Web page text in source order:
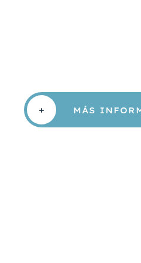
+ MÁS